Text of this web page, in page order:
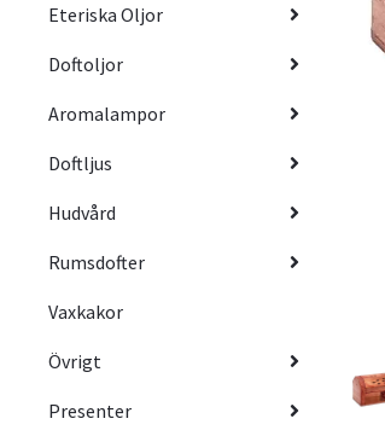
Eteriska Oljor
Doftoljor
Aromalampor
Doftljus
Hudvård
Rumsdofter
Vaxkakor
Övrigt
Presenter